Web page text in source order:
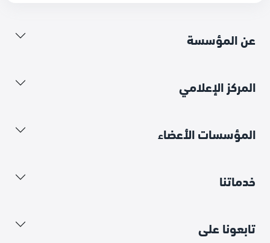
عن المؤسسة
المركز الإعلامي
المؤسسات الأعضاء
خدماتنا
تابعونا على